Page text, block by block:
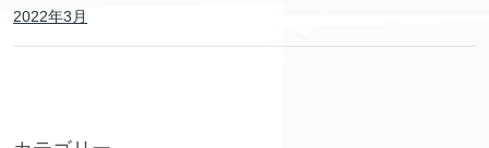
2022年3月